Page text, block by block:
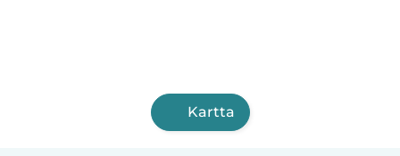
Kartta